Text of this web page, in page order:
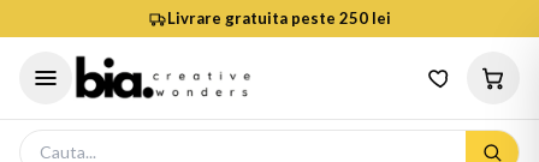
Livrare gratuita peste 250 lei